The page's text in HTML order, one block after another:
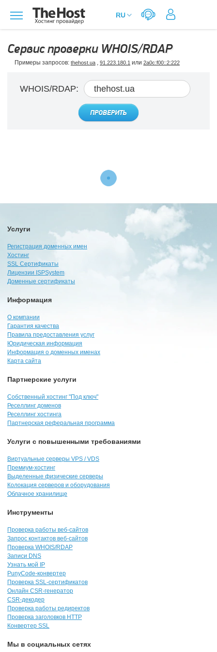
Сервис проверки WHOIS/RDAP
Примеры запросов: thehost.ua , 91.223.180.1 или 2a0c:f00::2:222
WHOIS/RDAP:
ПРОВЕРИТЬ
Услуги
Регистрация доменных имен
Хостинг
SSL Сертификаты
Лицензии ISPSystem
Доменные сертификаты
Информация
О компании
Гарантия качества
Правила предоставления услуг
Юридическая информация
Информация о доменных именах
Карта сайта
Партнерские услуги
Собственный хостинг "Под ключ"
Реселлинг доменов
Реселлинг хостинга
Партнерская реферальная программа
Услуги с повышенными требованиями
Виртуальные серверы VPS / VDS
Премиум-хостинг
Выделенные физические серверы
Колокация серверов и оборудования
Облачное хранилище
Инструменты
Проверка работы веб-сайтов
Запрос контактов веб-сайтов
Проверка WHOIS/RDAP
Записи DNS
Узнать мой IP
PunyCode-конвертер
Проверка SSL-сертификатов
Онлайн CSR-генератор
CSR-декодер
Проверка работы редиректов
Проверка заголовков HTTP
Конвертер SSL
Мы в социальных сетях